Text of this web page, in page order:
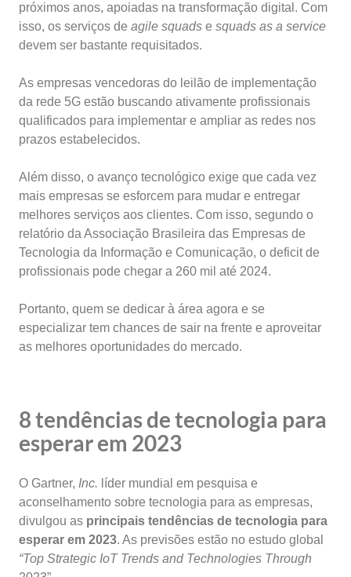
próximos anos, apoiadas na transformação digital. Com
isso, os serviços de agile squads e squads as a service
devem ser bastante requisitados.
As empresas vencedoras do leilão de implementação
da rede 5G estão buscando ativamente profissionais
qualificados para implementar e ampliar as redes nos
prazos estabelecidos.
Além disso, o avanço tecnológico exige que cada vez
mais empresas se esforcem para mudar e entregar
melhores serviços aos clientes. Com isso, segundo o
relatório da Associação Brasileira das Empresas de
Tecnologia da Informação e Comunicação, o deficit de
profissionais pode chegar a 260 mil até 2024.
Portanto, quem se dedicar à área agora e se
especializar tem chances de sair na frente e aproveitar
as melhores oportunidades do mercado.
8 tendências de tecnologia para
esperar em 2023
O Gartner, Inc. líder mundial em pesquisa e
aconselhamento sobre tecnologia para as empresas,
divulgou as principais tendências de tecnologia para
esperar em 2023. As previsões estão no estudo global
“Top Strategic IoT Trends and Technologies Through